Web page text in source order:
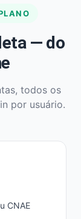
— do
todos os
por usuário.
CNAE